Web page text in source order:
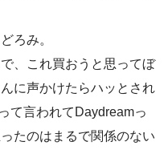
ろみ。
、これ買おうと思ってぼ
に声かけたらハッとされ
て言われてDaydreamっ
たのはまるで関係のない